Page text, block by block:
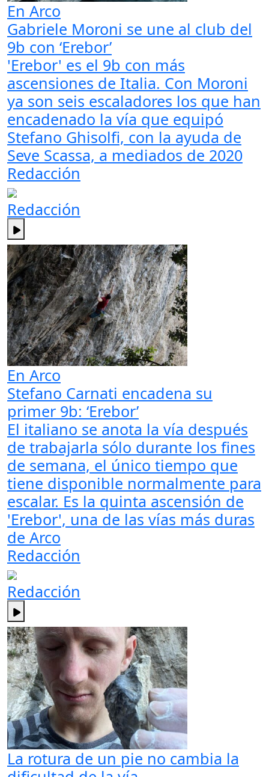
En Arco
Gabriele Moroni se une al club del
9b con ‘Erebor’
'Erebor' es el 9b con más
ascensiones de Italia. Con Moroni
ya son seis escaladores los que han
encadenado la vía que equipó
Stefano Ghisolfi, con la ayuda de
Seve Scassa, a mediados de 2020
Redacción
Redacción
En Arco
Stefano Carnati encadena su
primer 9b: ‘Erebor’
El italiano se anota la vía después
de trabajarla sólo durante los fines
de semana, el único tiempo que
tiene disponible normalmente para
escalar. Es la quinta ascensión de
'Erebor', una de las vías más duras
de Arco
Redacción
Redacción
La rotura de un pie no cambia la